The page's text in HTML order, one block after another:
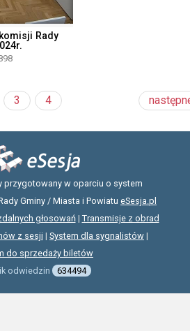
Rady
3 4
przygotowany w oparciu o system
Gminy / Miasta i Powiatu eSesja.pl
głosowań| Transmisje z obrad
z sesji | System dla sygnalistów |
do sprzedaży biletów
odwiedzin
634494